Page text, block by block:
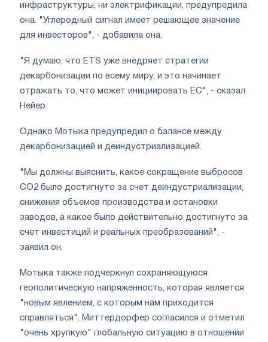
инфраструктуры, ни электрификации, предупредила
она. "Углеродный сигнал имеет решающее значение
для инвесторов", - добавила она.
"Я думаю, что ETS уже внедряет стратегии
декарбонизации по всему миру, и это начинает
отражать то, что может инициировать ЕС", - сказал
Нейер.
Однако Мотыка предупредил о балансе между
декарбонизацией и деиндустриализацией.
"Мы должны выяснить, какое сокращение выбросов
CO2 было достигнуто за счет деиндустриализации,
снижения объемов производства и остановки
заводов, а какое было действительно достигнуто за
счет инвестиций и реальных преобразований", -
заявил он.
Мотыка также подчеркнул сохраняющуюся
геополитическую напряженность, которая является
"новым явлением, с которым нам приходится
справляться". Миттердорфер согласился и отметил
"очень хрупкую" глобальную ситуацию в отношении